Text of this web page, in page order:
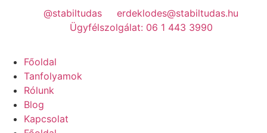
@stabiltudas
erdeklodes@stabiltudas.hu
Ügyfélszolgálat: 06 1 443 3990
Főoldal
Tanfolyamok
Rólunk
Blog
Kapcsolat